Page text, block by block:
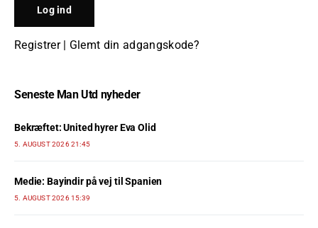
Registrer| Glemt din adgangskode?
Seneste Man Utd nyheder
Bekræftet: United hyrer Eva Olid
5. AUGUST 2026 21:45
Medie: Bayindir på vej til Spanien
5. AUGUST 2026 15:39